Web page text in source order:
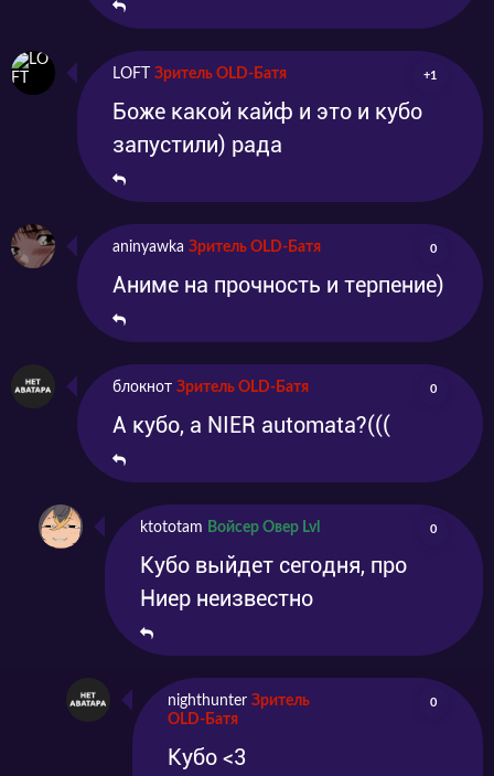
LOFT Зритель OLD-Батя +1
Боже какой кайф и это и кубо
запустили) рада
aninyawka Зритель OLD-Батя 0
Аниме на прочность и терпение)
блокнот Зритель OLD-Батя 0
А кубо, а NIER automata?(((
ktototam Войсер Овер Lvl 0
Кубо выйдет сегодня, про
Ниер неизвестно
nighthunter Зритель
OLD-Батя
0
Кубо <3